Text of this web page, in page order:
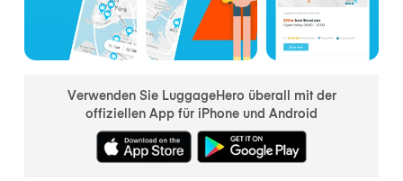
Verwenden Sie LuggageHero überall mit der
offiziellen App für iPhone und Android